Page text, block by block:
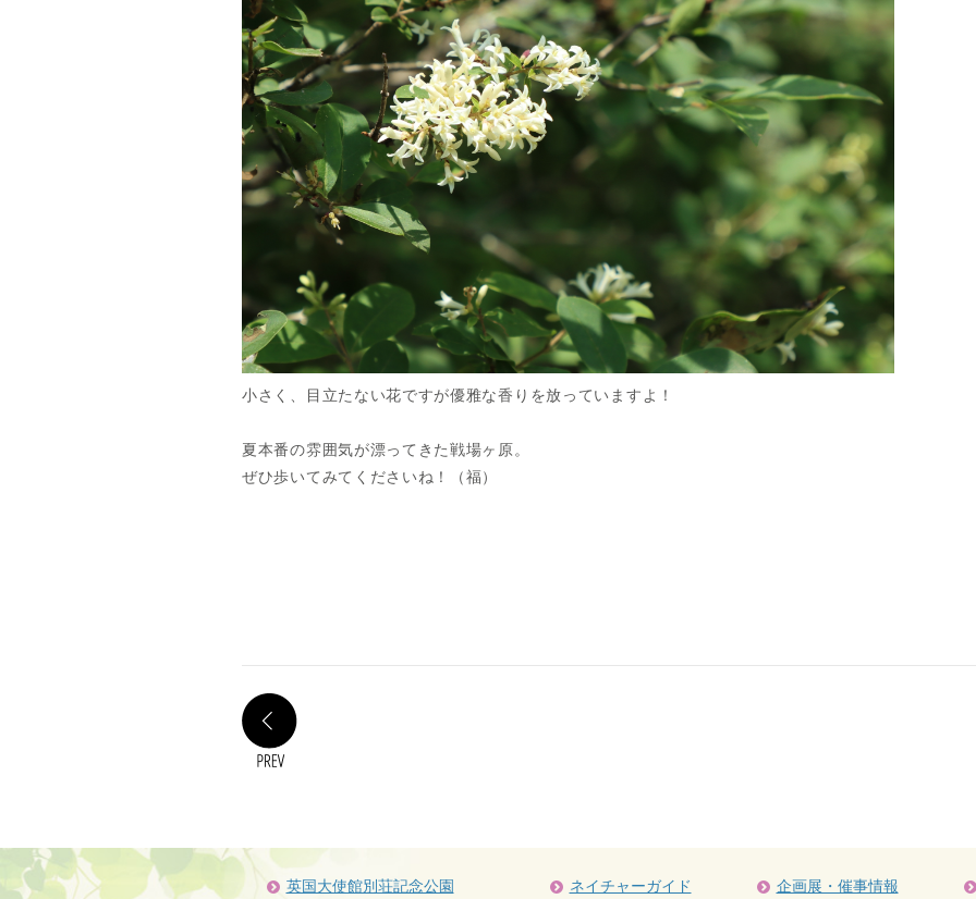
小さく、目立たない花ですが優雅な香りを放っていますよ！
夏本番の雰囲気が漂ってきた戦場ヶ原。
ぜひ歩いてみてくださいね！（福）
英国大使館別荘記念公園 ネイチャーガイド 企画展・催事情報